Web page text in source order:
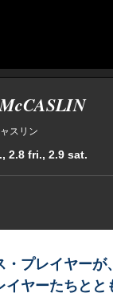
スリン
2.8 fri., 2.9 sat.
・プレイヤーが
イヤーたちとと